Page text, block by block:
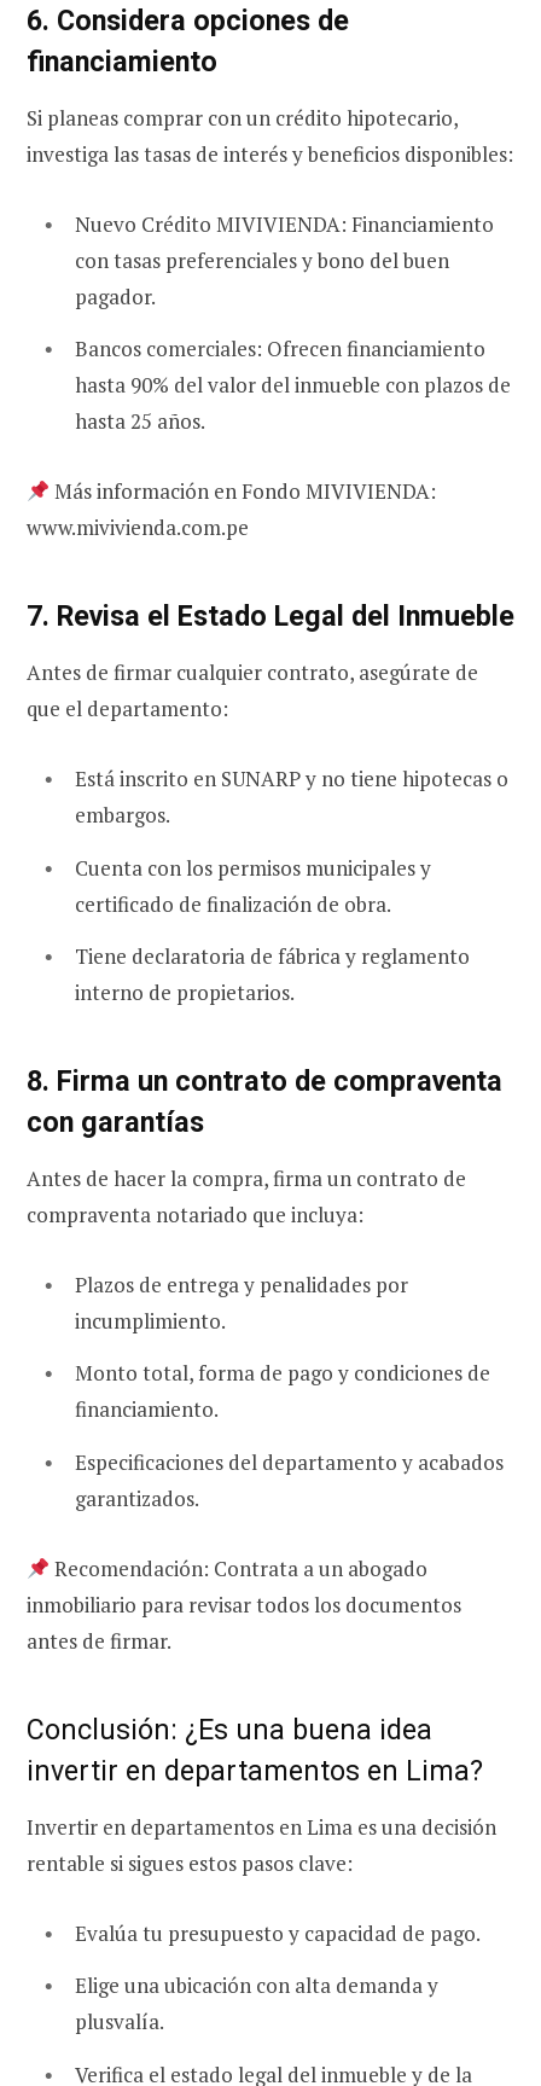
6. Considera opciones de
financiamiento
Si planeas comprar con un crédito hipotecario,
investiga las tasas de interés y beneficios disponibles:
Nuevo Crédito MIVIVIENDA: Financiamiento
con tasas preferenciales y bono del buen
pagador.
Bancos comerciales: Ofrecen financiamiento
hasta 90% del valor del inmueble con plazos de
hasta 25 años.
Más información en Fondo MIVIVIENDA:
www.mivivienda.com.pe
7. Revisa el Estado Legal del Inmueble
Antes de firmar cualquier contrato, asegúrate de
que el departamento:
Está inscrito en SUNARP y no tiene hipotecas o
embargos.
Cuenta con los permisos municipales y
certificado de finalización de obra.
Tiene declaratoria de fábrica y reglamento
interno de propietarios.
8. Firma un contrato de compraventa
con garantías
Antes de hacer la compra, firma un contrato de
compraventa notariado que incluya:
Plazos de entrega y penalidades por
incumplimiento.
Monto total, forma de pago y condiciones de
financiamiento.
Especificaciones del departamento y acabados
garantizados.
Recomendación: Contrata a un abogado
inmobiliario para revisar todos los documentos
antes de firmar.
Conclusión: ¿Es una buena idea
invertir en departamentos en Lima?
Invertir en departamentos en Lima es una decisión
rentable si sigues estos pasos clave:
Evalúa tu presupuesto y capacidad de pago.
Elige una ubicación con alta demanda y
plusvalía.
Verifica el estado legal del inmueble y de la